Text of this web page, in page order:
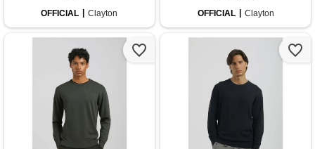
OFFICIAL
Clayton
OFFICIAL
Clayton